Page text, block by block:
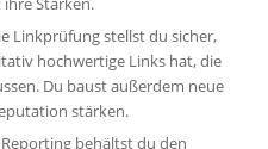
Linkprüfung stellst du sicher,
hochwertige Links hat, die
Du baust außerdem neue
stärken.
behältst du den